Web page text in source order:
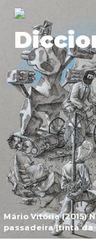
Mário Vitória (2015)
passadeira [tinta da